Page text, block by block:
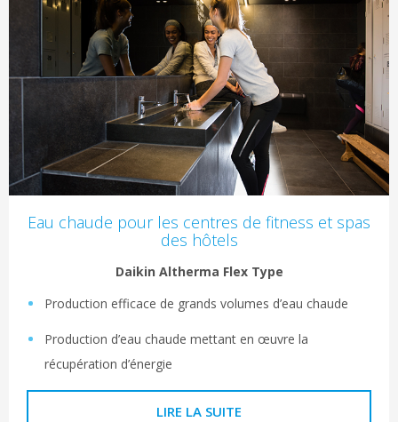
Eau chaude pour les centres de fitness et spas
des hôtels
Daikin Altherma Flex Type
Production efficace de grands volumes d’eau chaude
Production d’eau chaude mettant en œuvre la
récupération d’énergie
LIRE LA SUITE